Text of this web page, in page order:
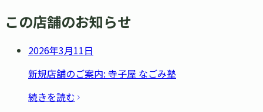
この店舗のお知らせ
2026年3月11日
新規店舗のご案内: 寺子屋 なごみ塾
続きを読む